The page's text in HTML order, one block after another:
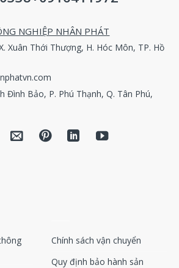
NGHIỆP NHÂN PHÁT
Xuân Thới Thượng, H. Hóc Môn, TP. Hồ
Đình Bảo, P. Phú Thạnh, Q. Tân Phú,
Chính sách vận chuyển
Quy định bảo hành sản